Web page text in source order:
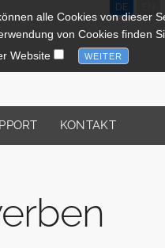
DE
KONTAKT
alle Cookies von dieser
von Cookies finden
Website